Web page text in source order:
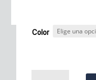
Color